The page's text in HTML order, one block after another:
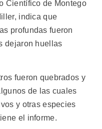
Científico de Montego
indica que
profundas fueron
dejaron huellas
fueron quebrados y
de las cuales
y otras especies
el informe.